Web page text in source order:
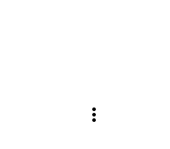
more_vert